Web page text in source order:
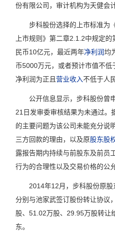
份有限公司，审计机构为天健会
步科股份选择的上市标准为
上市规则》第二章2.1.2中规定
民币10亿元，最近两年净利润均
币5000万元，或者预计市值不
净利润为正且营业收入不低于人
公开信息显示，步科股份曾申
21日发审委审核结果为未通过。
的主要问题为该公司未能充分说
三方回款的理由，以及原股东股
露报告期内持续与前股东及前员
行为的合理性以及交易价格的公允
2014年12月，步科股份原股
分别与池家武签订股份转让协议
股、51.02万股、29.95万股转让
东。